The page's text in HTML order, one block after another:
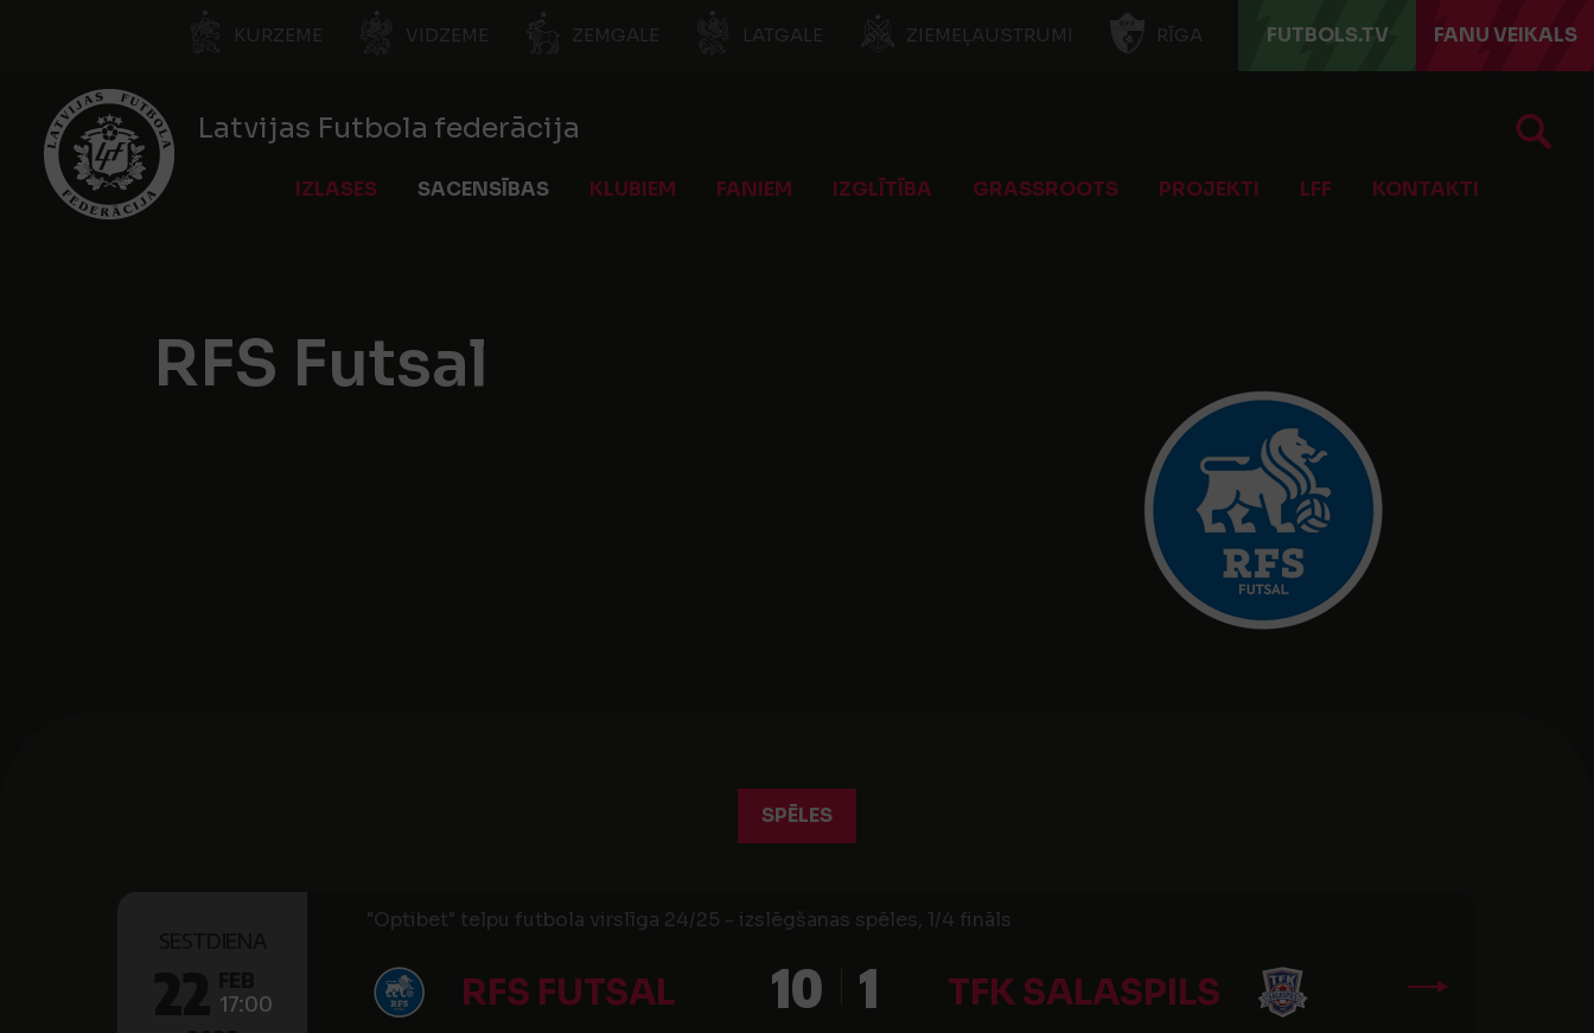
KURZEME VIDZEME ZEMGALE LATGALE ZIEMEĻAUSTRUMI RĪGA FUTBOLS.TV FANU VEIKALS
Latvijas Futbola federācija
IZLASES SACENSĪBAS KLUBIEM FANIEM IZGLĪTĪBA GRASSROOTS PROJEKTI LFF KONTAKTI
RFS Futsal
SPĒLES
17:00
"Optibet" telpu futbola virslīga 24/25 - izslēgšanas spēles, 1/4 fināls
RFS FUTSAL 10 TFK SALASPILS
1